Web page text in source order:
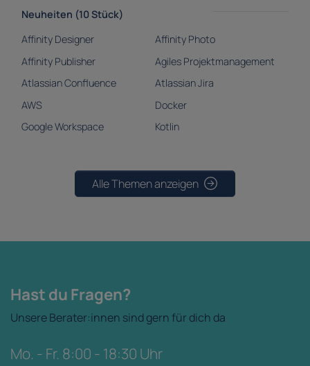
Neuheiten (10 Stück)
Affinity Designer
Affinity Photo
Affinity Publisher
Agiles Projektmanagement
Atlassian Confluence
Atlassian Jira
AWS
Docker
Google Workspace
Kotlin
Alle Themen anzeigen
Hast du Fragen?
Unsere Berater:innen sind gern für dich da
Mo. - Fr. 8:00 - 18:30 Uhr